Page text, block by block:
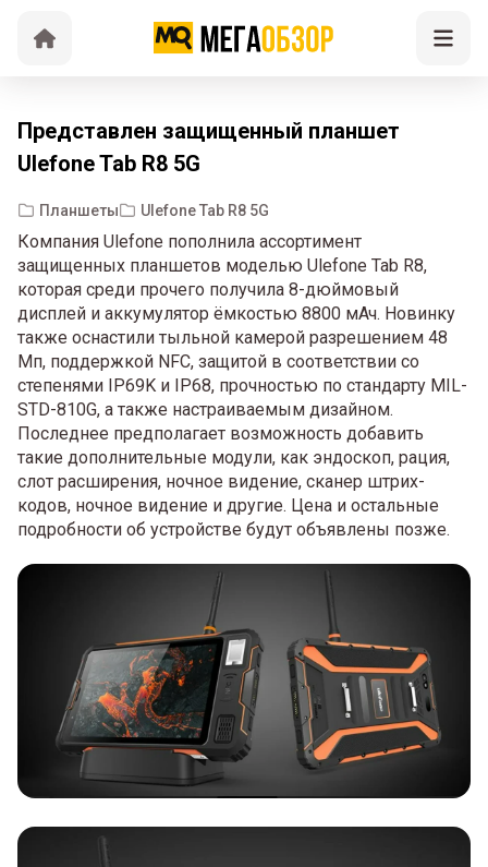
Представлен защищенный планшет
Ulefone Tab R8 5G
Планшеты Ulefone Tab R8 5G
Компания Ulefone пополнила ассортимент
защищенных планшетов моделью Ulefone Tab R8,
которая среди прочего получила 8-дюймовый
дисплей и аккумулятор ёмкостью 8800 мАч. Новинку
также оснастили тыльной камерой разрешением 48
Мп, поддержкой NFC, защитой в соответствии со
степенями IP69K и IP68, прочностью по стандарту MIL-
STD-810G, а также настраиваемым дизайном.
Последнее предполагает возможность добавить
такие дополнительные модули, как эндоскоп, рация,
слот расширения, ночное видение, сканер штрих-
кодов, ночное видение и другие. Цена и остальные
подробности об устройстве будут объявлены позже.